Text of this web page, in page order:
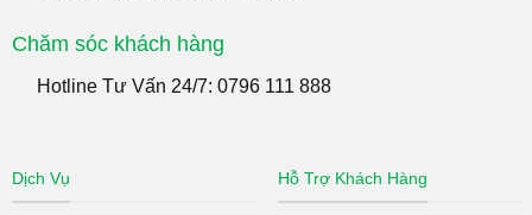
Chăm sóc khách hàng
Hotline Tư Vấn 24/7: 0796 111 888
Dịch Vụ Hỗ Trợ Khách Hàng